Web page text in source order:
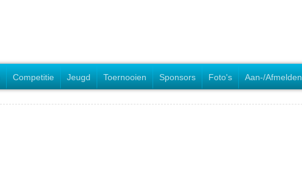
Competitie Jeugd Toernooien Sponsors Foto's Aan-/Afmelden